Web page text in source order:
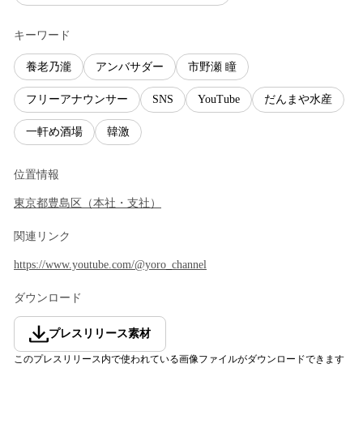
キーワード
養老乃瀧 アンバサダー 市野瀬 瞳
フリーアナウンサー SNS YouTube だんまや水産
一軒め酒場 韓激
位置情報
東京都豊島区 （本社・支社 ）
関連リンク
https://www.youtube.com/@yoro_channel
ダウンロード
プレスリリース素材
このプレスリリース内で使われている画像ファイルがダウンロードできます